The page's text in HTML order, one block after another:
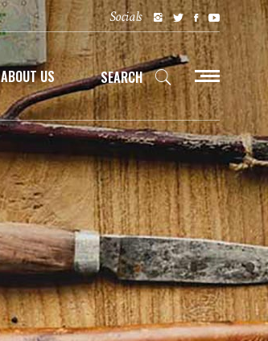
Socials
ABOUT US SEARCH